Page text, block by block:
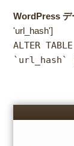
WordPress デ
'url_hash']
ALTER
`url_hash`
Menu